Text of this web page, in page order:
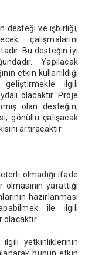
desteği ve işbirliği,
çalışmalarını
Bu desteğin iyi
Yapılacak
etkin kullanıldığı
ilgili
olacaktır. Proje
olan desteğin,
gönüllü çalışacak
artıracaktır.
olmadığı ifade
yarattığı
hazırlanması
ile ilgili
ilgili yetkinliklerinin